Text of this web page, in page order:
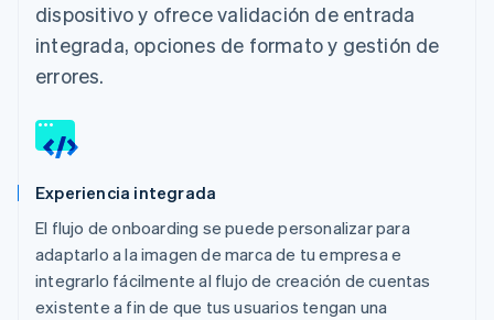
dispositivo y ofrece validación de entrada
integrada, opciones de formato y gestión de
errores.
Experiencia integrada
El flujo de onboarding se puede personalizar para
adaptarlo a la imagen de marca de tu empresa e
integrarlo fácilmente al flujo de creación de cuentas
existente a fin de que tus usuarios tengan una